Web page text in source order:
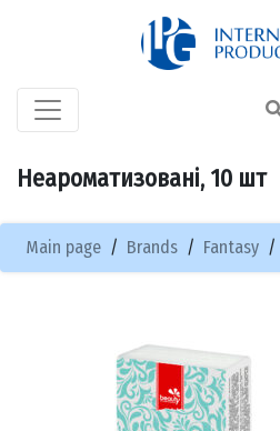
Неароматизовані, 10 шт
Main page / Brands / Fantasy /